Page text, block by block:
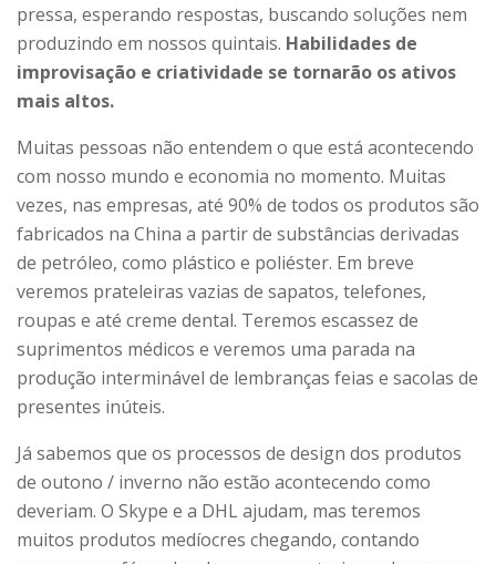
pressa, esperando respostas, buscando soluções nem
produzindo em nossos quintais. Habilidades de
improvisação e criatividade se tornarão os ativos
mais altos.
Muitas pessoas não entendem o que está acontecendo
com nosso mundo e economia no momento. Muitas
vezes, nas empresas, até 90% de todos os produtos são
fabricados na China a partir de substâncias derivadas
de petróleo, como plástico e poliéster. Em breve
veremos prateleiras vazias de sapatos, telefones,
roupas e até creme dental. Teremos escassez de
suprimentos médicos e veremos uma parada na
produção interminável de lembranças feias e sacolas de
presentes inúteis.
Já sabemos que os processos de design dos produtos
de outono / inverno não estão acontecendo como
deveriam. O Skype e a DHL ajudam, mas teremos
muitos produtos medíocres chegando, contando